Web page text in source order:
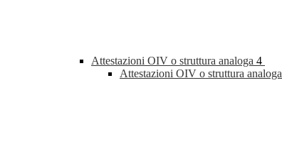
Attestazioni OIV o struttura analoga 4
Attestazioni OIV o struttura analoga